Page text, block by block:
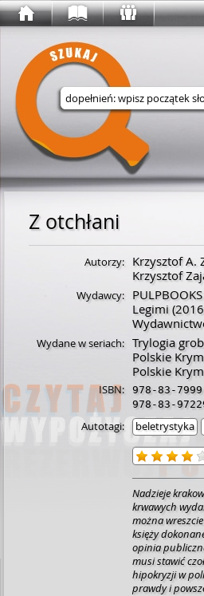
Wyszukaj w serwisie
Z otchłani
Autorzy:
Krzysztof A.
Krzysztof
Wydawcy: PULPBOOKS
Legimi
Wydane w seriach: Trylogia
Polskie
Polskie
ISBN: 978-83-
978-83-
Autotagi: beletrystyka
Nadzieje
krwawych
można
księży
opinia
musi stawić
hipokryzji w
prawdy i